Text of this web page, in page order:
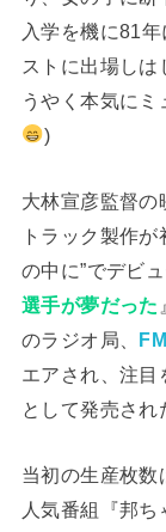
入学を機に81
ストに出場しは
うやく本気にミ
)
大林宣彦監督の
トラック製作
の中に”でデビ
選手が夢だった
のラジオ局、
エアされ、注
として発売され
当初の生産枚
人気番組『邦